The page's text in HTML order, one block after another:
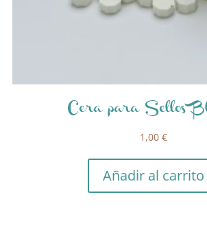
Cera para Sellos
1,00 €
Añadir al carrito